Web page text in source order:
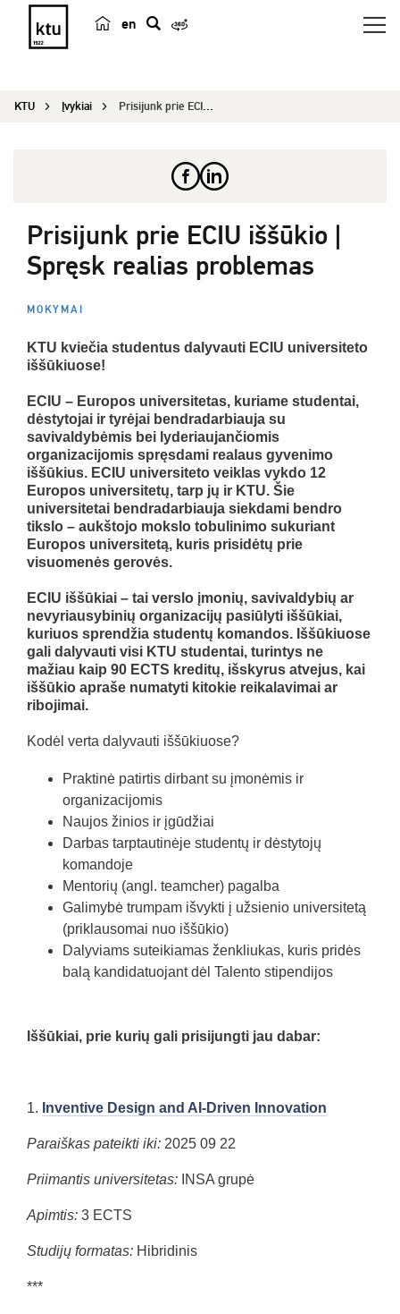
en
e
KTU Įvykiai Prisijunk prie ECIU iššūkio | Spręsk realias pro...
Prisijunk prie ECIU iššūkio |
Spręsk realias problemas
MOKYMAI
KTU kviečia studentus dalyvauti ECIU universiteto
iššūkiuose!
ECIU – Europos universitetas, kuriame studentai,
dėstytojai ir tyrėjai bendradarbiauja su
savivaldybėmis bei lyderiaujančiomis
organizacijomis spręsdami realaus gyvenimo
iššūkius. ECIU universiteto veiklas vykdo 12
Europos universitetų, tarp jų ir KTU. Šie
universitetai bendradarbiauja siekdami bendro
tikslo – aukštojo mokslo tobulinimo sukuriant
Europos universitetą, kuris prisidėtų prie
visuomenės gerovės.
ECIU iššūkiai – tai verslo įmonių, savivaldybių ar
nevyriausybinių organizacijų pasiūlyti iššūkiai,
kuriuos sprendžia studentų komandos. Iššūkiuose
gali dalyvauti visi KTU studentai, turintys ne
mažiau kaip 90 ECTS kreditų, išskyrus atvejus, kai
iššūkio apraše numatyti kitokie reikalavimai ar
ribojimai.
Kodėl verta dalyvauti iššūkiuose?
Praktinė patirtis dirbant su įmonėmis ir
organizacijomis
Naujos žinios ir įgūdžiai
Darbas tarptautinėje studentų ir dėstytojų
komandoje
Mentorių (angl. teamcher) pagalba
Galimybė trumpam išvykti į užsienio universitetą
(priklausomai nuo iššūkio)
Dalyviams suteikiamas ženkliukas, kuris pridės
balą kandidatuojant dėl Talento stipendijos
Iššūkiai, prie kurių gali prisijungti jau dabar:
1. Inventive Design and AI-Driven Innovation
Paraiškas pateikti iki: 2025 09 22
Priimantis universitetas: INSA grupė
Apimtis: 3 ECTS
Studijų formatas: Hibridinis
***